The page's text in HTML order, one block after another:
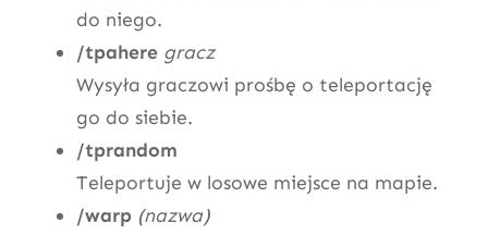
do niego.
/tpahere gracz
Wysyła graczowi prośbę o teleportację
go do siebie.
/tprandom
Teleportuje w losowe miejsce na mapie.
/warp (nazwa)